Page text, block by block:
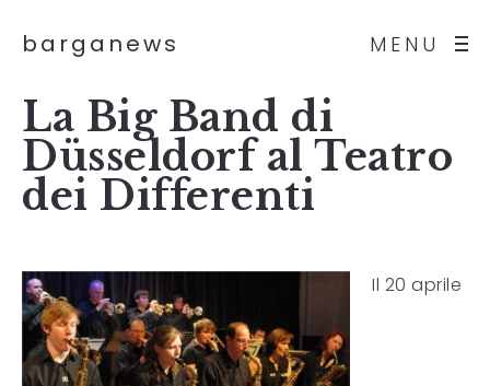
MENU
barganews
La Big Band di
Düsseldorf al Teatro
dei Differenti
Il 20 aprile